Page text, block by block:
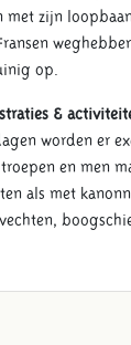
met zijn
op.
&
worden er
en men
als met